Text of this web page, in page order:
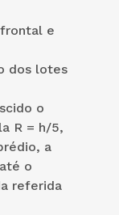
e
dos lotes
o
R = h/5,
a
o
referida